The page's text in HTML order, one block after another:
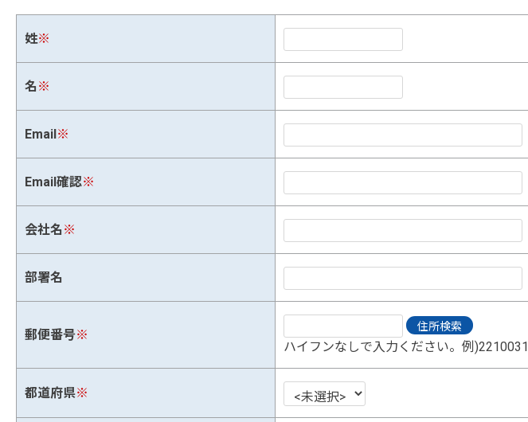
姓※
名 ※
Email※
Email確認※
会社名 ※
部署名
郵便番号※
ハイフンなしで入力ください。例)2210031
都道府県※